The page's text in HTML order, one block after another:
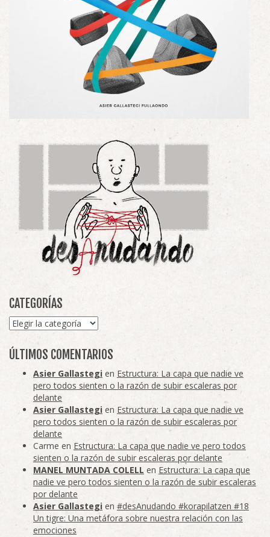
CATEGORÍAS
Categorías
ÚLTIMOS COMENTARIOS
Asier Gallastegi en Estructura: La capa que nadie ve
pero todos sienten o la razón de subir escaleras por
delante
Asier Gallastegi en Estructura: La capa que nadie ve
pero todos sienten o la razón de subir escaleras por
delante
Carme en Estructura: La capa que nadie ve pero todos
sienten o la razón de subir escaleras por delante
MANEL MUNTADA COLELL en Estructura: La capa que
nadie ve pero todos sienten o la razón de subir escaleras
por delante
Asier Gallastegi en #desAnudando #korapilatzen #18
Un tigre: Una metáfora sobre nuestra relación con las
emociones